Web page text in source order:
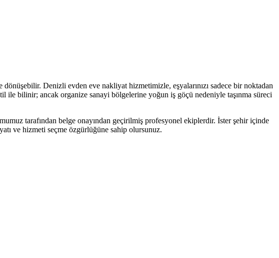
Denizli evden eve nakliyat hizmetimizle, eşyalarınızı sadece bir noktadan
ile bilinir; ancak organize sanayi bölgelerine yoğun iş göçü nedeniyle taşınma süreci
tarafından belge onayından geçirilmiş profesyonel ekiplerdir. İster şehir içinde
ve hizmeti seçme özgürlüğüne sahip olursunuz.